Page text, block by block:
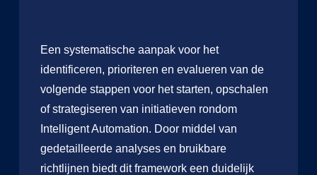
Een systematische aanpak voor het
identificeren, prioriteren en evalueren van de
volgende stappen voor het starten, opschalen
of strategiseren van initiatieven rondom
Intelligent Automation. Door middel van
gedetailleerde analyses en bruikbare
richtlijnen biedt dit framework een duidelijk